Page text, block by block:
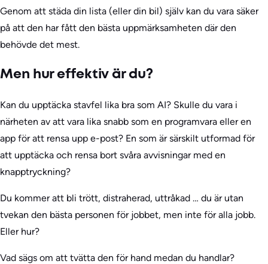
Genom att städa din lista (eller din bil) själv kan du vara säker
på att den har fått den bästa uppmärksamheten där den
behövde det mest.
Men hur effektiv är du?
Kan du upptäcka stavfel lika bra som AI? Skulle du vara i
närheten av att vara lika snabb som en programvara eller en
app för att rensa upp e-post? En som är särskilt utformad för
att upptäcka och rensa bort svåra avvisningar med en
knapptryckning?
Du kommer att bli trött, distraherad, uttråkad … du är utan
tvekan den bästa personen för jobbet, men inte för alla jobb.
Eller hur?
Vad sägs om att tvätta den för hand medan du handlar?